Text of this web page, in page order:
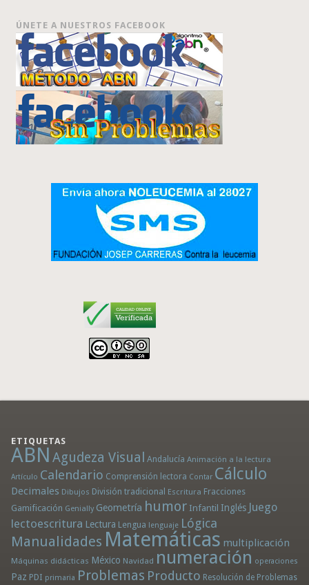
ÚNETE A NUESTROS FACEBOOK
ETIQUETAS
ABN Agudeza Visual Andalucía Animación a la lectura
Artículo Calendario Comprensión lectora Contar Cálculo
Decimales Dibujos División tradicional Escritura Fracciones
Gamificación Genially Geometría humor Infantil Inglés Juego
lectoescritura Lectura Lengua lenguaje Lógica
Manualidades Matemáticas multiplicación
Máquinas didácticas México Navidad numeración operaciones
Paz PDI primaria Problemas Producto Resolución de Problemas